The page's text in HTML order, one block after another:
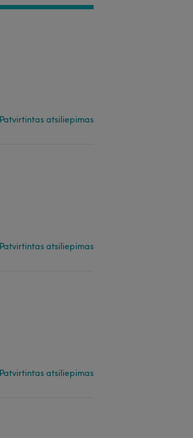
Patvirtintas atsiliepimas
Patvirtintas atsiliepimas
Patvirtintas atsiliepimas